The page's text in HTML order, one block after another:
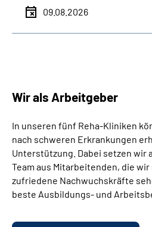
09.08.2026
Wir als Arbeitgeber
In unseren fünf Reha-Kliniken
nach schweren Erkrankungen
Unterstützung. Dabei setzen wir
Team aus Mitarbeitenden, die
zufriedene Nachwuchskräfte
beste Ausbildungs- und